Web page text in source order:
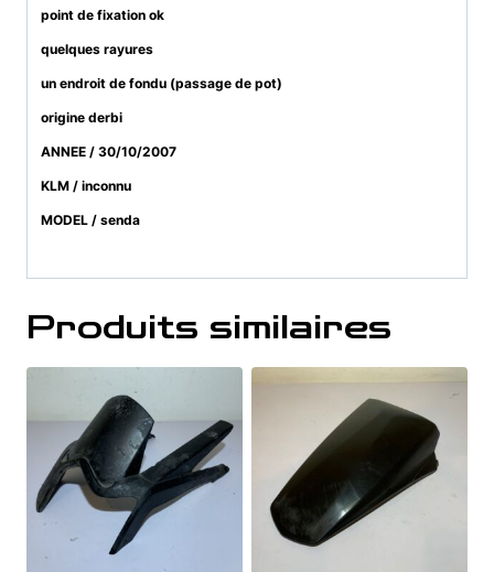
point de fixation ok
quelques rayures
un endroit de fondu (passage de pot)
origine derbi
ANNEE / 30/10/2007
KLM / inconnu
MODEL / senda
Produits similaires